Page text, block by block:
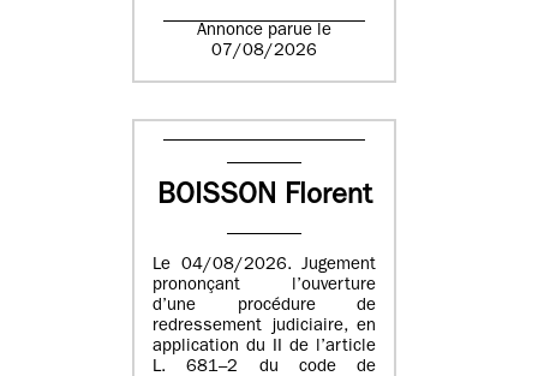
Annonce parue le
07/08/2026
BOISSON Florent
Le 04/08/2026. Jugement
prononçant l’ouverture
d’une procédure de
redressement judiciaire, en
application du II de l’article
L. 681–2 du code de